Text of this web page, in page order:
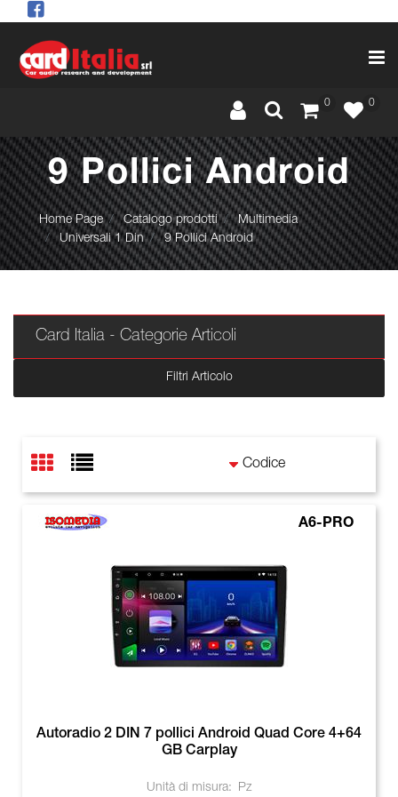
0 0
9 Pollici Android
Home Page Catalogo prodotti
Multimedia
Universali 1 Din
9 Pollici Android
Card Italia - Categorie Articoli
Filtri Articolo
A6-PRO
Autoradio 2 DIN 7 pollici Android Quad Core 4+64
GB Carplay
Unità di misura: Pz